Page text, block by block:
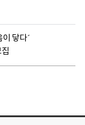
닿다´